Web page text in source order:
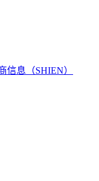
信息（SHIEN）